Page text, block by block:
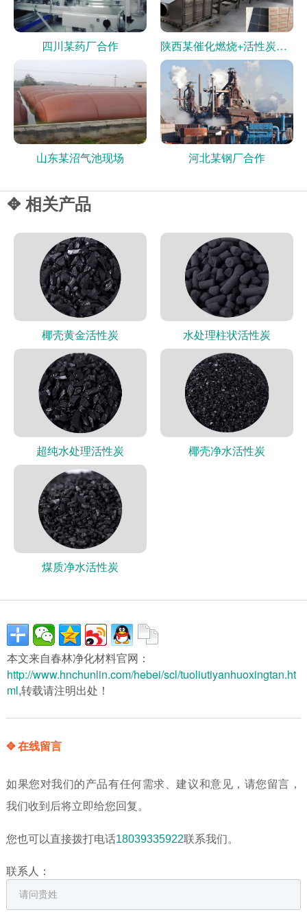
四川某药厂合作 陕西某催化燃烧+活性炭现场
山东某沼气池现场 河北某钢厂合作
✥ 相关产品
椰壳黄金活性炭 水处理柱状活性炭
超纯水处理活性炭 椰壳净水活性炭
煤质净水活性炭
本文来自春林净化材料官网：
http://www.hnchunlin.com/hebei/scl/tuoliutiyanhuoxingtan.ht
ml,转载请注明出处！
✥ 在线留言
如果您对我们的产品有任何需求、建议和意见，请您留言，
我们收到后将立即给您回复。
您也可以直接拨打电话18039335922联系我们。
联系人：